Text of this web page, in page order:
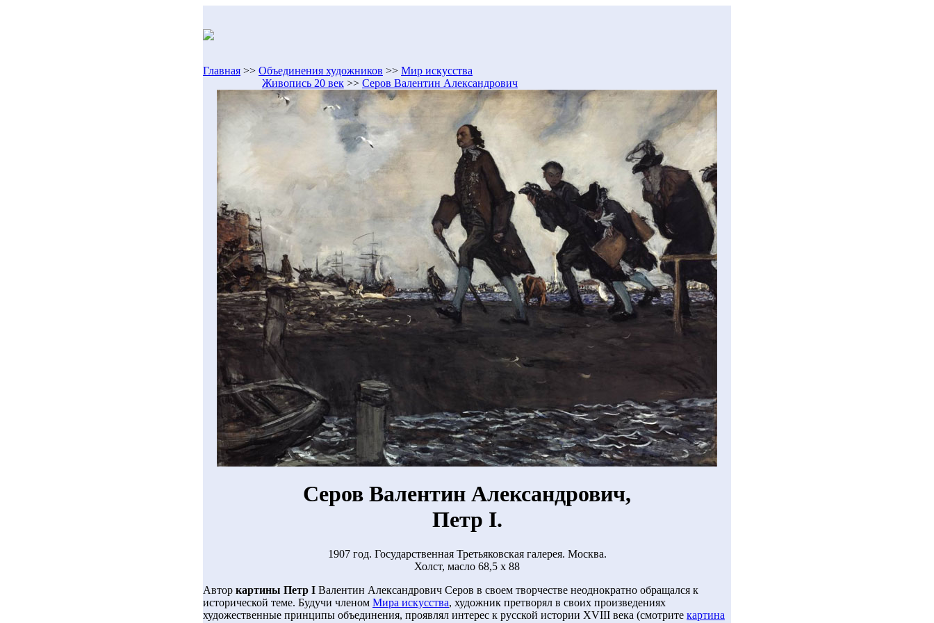
Главная >> Объединения художников >> Мир искусства
Живопись 20 век >> Серов Валентин Александрович
Серов Валентин Александрович,
Петр I.
1907 год. Государственная Третьяковская галерея. Москва.
Холст, масло 68,5 х 88
Автор картины Петр I Валентин Александрович Серов в своем творчестве неоднократно обращался к
исторической теме. Будучи членом Мира искусства, художник претворял в своих произведениях
художественные принципы объединения, проявлял интерес к русской истории XVIII века (смотрите картина